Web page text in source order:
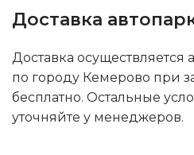
Доставка
Доставка
по городу Кемерово при
бесплатно. Остальные
уточняйте у менеджеров.